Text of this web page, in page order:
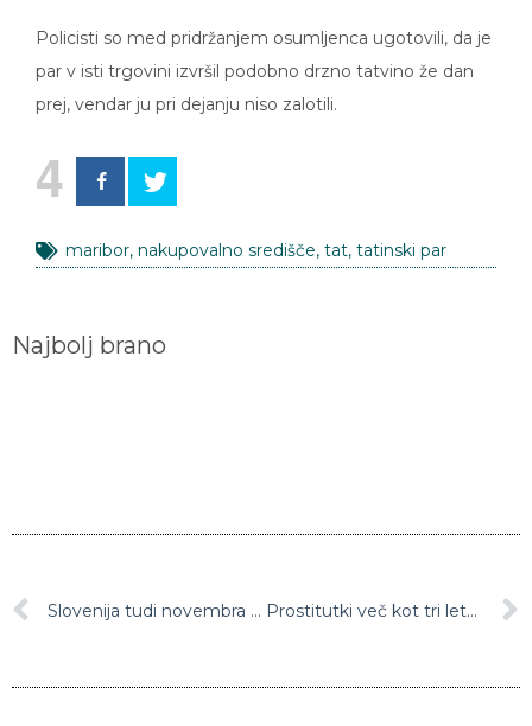
Policisti so med pridržanjem osumljenca ugotovili, da je
par v isti trgovini izvršil podobno drzno tatvino že dan
prej, vendar ju pri dejanju niso zalotili.
4
maribor, nakupovalno središče, tat, tatinski par
Najbolj brano
Slovenija tudi novembra z inflacijo, ki jo višajo dražja oblačila, goriva in energija Prostitutki več kot tri leta plačeval po skoraj 12 tisoč evrov na mesec, nato pa jo umoril